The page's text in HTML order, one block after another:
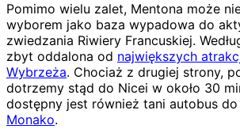
Pomimo wielu zalet, Mentona może
wyborem jako baza wypadowa do
zwiedzania Riwiery Francuskiej.
zbyt oddalona od największych
Wybrzeża. Chociaż z drugiej strony,
dotrzemy stąd do Nicei w około 30
dostępny jest również tani autobus
Monako.